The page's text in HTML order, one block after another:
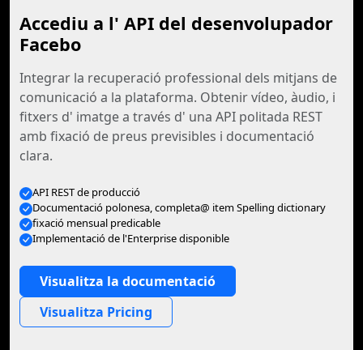
Accediu a l' API del desenvolupador
Facebo
Integrar la recuperació professional dels mitjans de
comunicació a la plataforma. Obtenir vídeo, àudio, i
fitxers d' imatge a través d' una API politada REST
amb fixació de preus previsibles i documentació
clara.
API REST de producció
Documentació polonesa, completa@ item Spelling dictionary
fixació mensual predicable
Implementació de l'Enterprise disponible
Visualitza la documentació
Visualitza Pricing